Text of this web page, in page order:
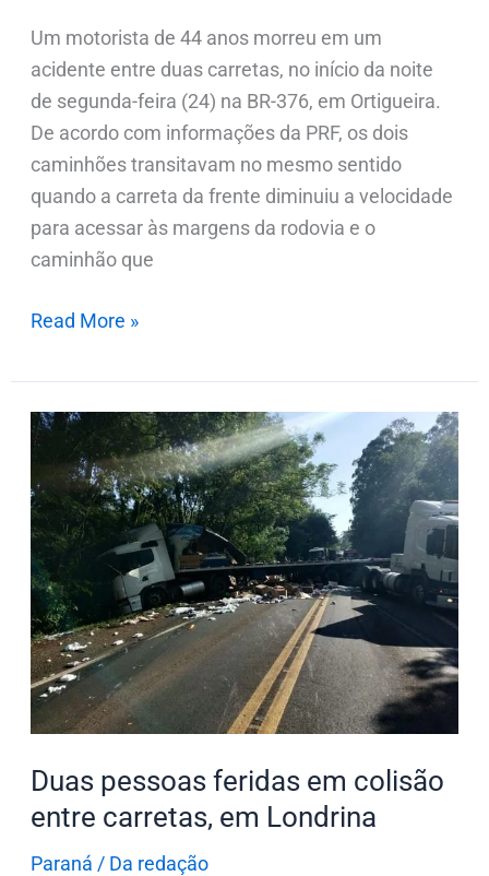
Um motorista de 44 anos morreu em um
acidente entre duas carretas, no início da noite
de segunda-feira (24) na BR-376, em Ortigueira.
De acordo com informações da PRF, os dois
caminhões transitavam no mesmo sentido
quando a carreta da frente diminuiu a velocidade
para acessar às margens da rodovia e o
caminhão que
Read More »
Duas pessoas feridas em colisão
entre carretas, em Londrina
Paraná / Da redação
Duas
pessoas
feridas
em
colisão
entre
carretas,
em
Londrina